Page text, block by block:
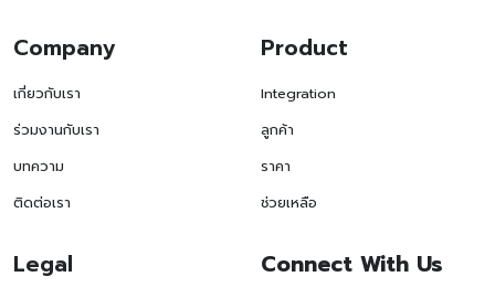
Company
เกี่ยวกับเรา
ร่วมงานกับเรา
บทความ
ติดต่อเรา
Product
Integration
ลูกค้า
ราคา
ช่วยเหลือ
Legal Connect With Us